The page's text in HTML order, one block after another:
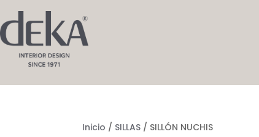
Inicio / SILLAS / SILLÓN NUCHIS